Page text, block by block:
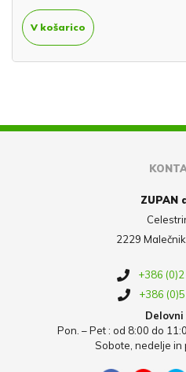
V košarico
ZUPAN
2229
+386
+386
Delovni
Pon. – Pet : od 8:00 do
Sobote, nedelje in